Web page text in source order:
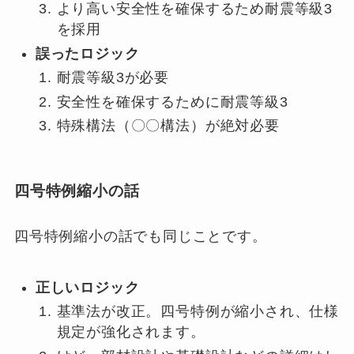
より高い安全性を確保するため耐震等級3
を採用
誤ったロジック
耐震等級3が必要
安全性を確保するために耐震等級3
特殊構法（〇〇構法）が絶対必要
四号特例縮小の話
四号特例縮小の話でも同じことです。
正しいロジック
基準法が改正。四号特例が縮小され、仕様
規定が強化されます。